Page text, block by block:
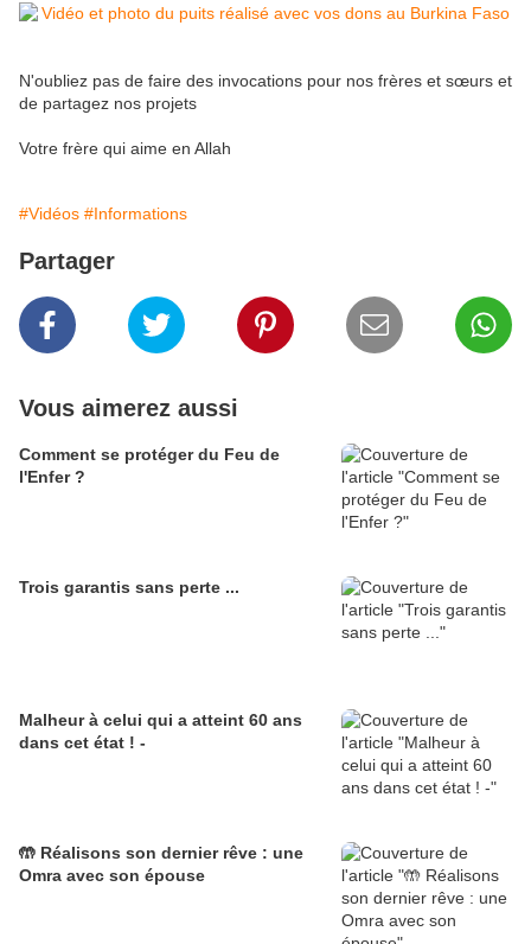
N'oubliez pas de faire des invocations pour nos frères et sœurs et
de partagez nos projets
Votre frère qui aime en Allah
#Vidéos #Informations
Partager
Vous aimerez aussi
Comment se protéger du Feu de
l'Enfer ?
Trois garantis sans perte ...
Malheur à celui qui a atteint 60 ans
dans cet état ! -
🤲 Réalisons son dernier rêve : une
Omra avec son épouse